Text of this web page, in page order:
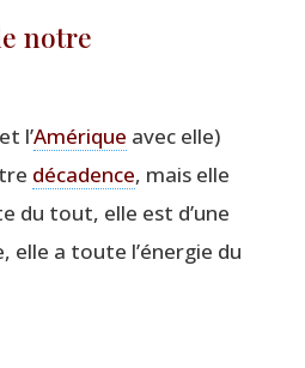
notre
l’Amé­rique avec elle)
déca­dence, mais elle
du tout, elle est d’une
elle a toute l’éner­gie du